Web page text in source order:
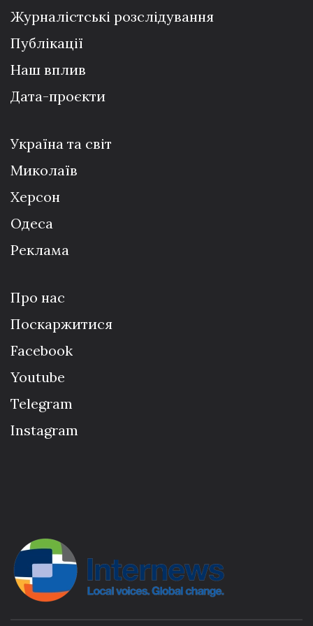
Журналістські розслідування
Публікації
Наш вплив
Дата-проєкти
Україна та світ
Миколаїв
Херсон
Одеса
Реклама
Про нас
Поскаржитися
Facebook
Youtube
Telegram
Instagram